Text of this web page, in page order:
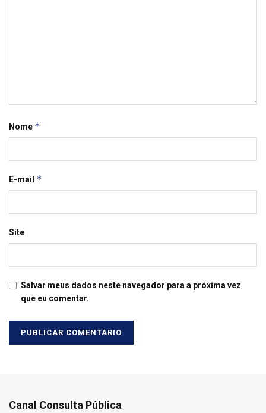
Nome *
E-mail *
Site
Salvar meus dados neste navegador para a próxima vez
que eu comentar.
Canal Consulta Pública